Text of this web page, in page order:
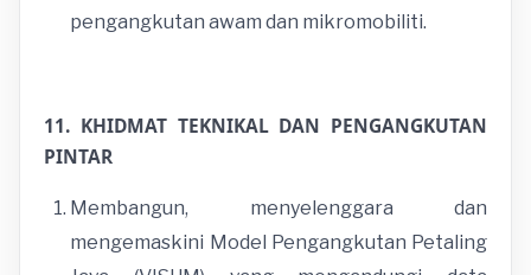
pengangkutan awam dan mikromobiliti.
11. KHIDMAT TEKNIKAL DAN PENGANGKUTAN
PINTAR
Membangun, menyelenggara dan
mengemaskini Model Pengangkutan Petaling